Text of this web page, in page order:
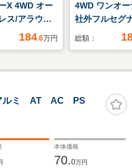
X 4WD オー
ス/アラウン
モニター
184.6万円
4WD ワンオ
社外フルセグ
ETC・両側電
テーブル・サ
総額：
アルミ AT AC PS
本体価格
70.0万円